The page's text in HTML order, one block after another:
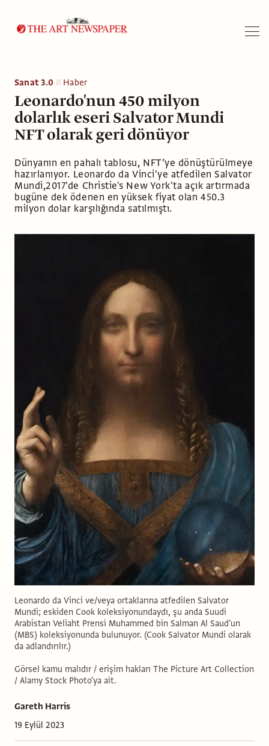
Sanat 3.0 Haber
Leonardo'nun 450 milyon
dolarlık eseri Salvator Mundi
NFT olarak geri dönüyor
Dünyanın en pahalı tablosu, NFT’ye dönüştürülmeye
hazırlanıyor. Leonardo da Vinci'ye atfedilen Salvator
Mundi,2017'de Christie's New York'ta açık artırmada
bugüne dek ödenen en yüksek fiyat olan 450.3
milyon dolar karşılığında satılmıştı.
Gareth Harris
19 Eylül 2023
Leonardo da Vinci ve/veya ortaklarına atfedilen Salvator
Mundi; eskiden Cook koleksiyonundaydı, şu anda Suudi
Arabistan Veliaht Prensi Muhammed bin Salman Al Saud'un
(MBS) koleksiyonunda bulunuyor. (Cook Salvator Mundi olarak
da adlandırılır.)
Görsel kamu malıdır / erişim hakları The Picture Art Collection
/ Alamy Stock Photo'ya ait.